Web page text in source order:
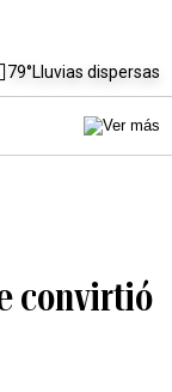
79°Lluvias dispersas
convirtió